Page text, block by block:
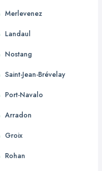
Merlevenez
Landaul
Nostang
Saint-Jean-Brévelay
Port-Navalo
Arradon
Groix
Rohan